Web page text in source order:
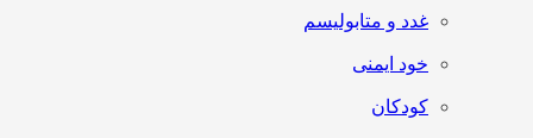
غدد و متابولیسم
خود ایمنی
کودکان